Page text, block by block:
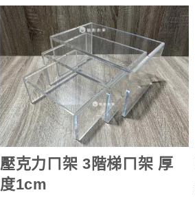
壓克力ㄇ架 3階梯ㄇ架 厚
度1cm